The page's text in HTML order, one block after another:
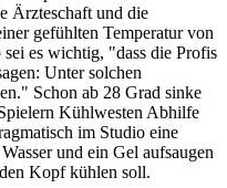
Ärzteschaft und die
gefühlten Temperatur von
es wichtig, "dass die Profis
Unter solchen
Schon ab 28 Grad sinke
Kühlwesten Abhilfe
im Studio eine
und ein Gel aufsaugen
Kopf kühlen soll.